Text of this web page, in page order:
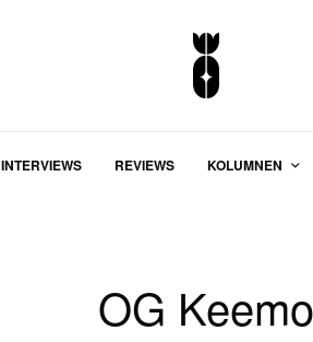
INTERVIEWS REVIEWS KOLUMNEN
OG Keemo